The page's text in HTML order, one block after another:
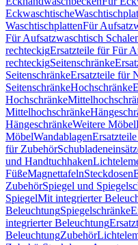
Eckwaschtische
WaschtischplattenFür
Für Aufsatzwaschtisch
rechteckigErsatzteile für Für
rechteckigSeitenschränke
SeitenschränkeErsatzteile für
SeitenschränkeHochschränke
Hochschränke
Mittelhochschränke
HängeschränkeWeitere Möbel
MöbelWandablagen
für Zubehör
und Handtuchhaken
FüßeMagnettafelnSteckdosen
ZubehörSpiegel und
SpiegelMit integrierter
BeleuchtungSpiegelschränke
integrierter Beleuchtung
BeleuchtungZubehör